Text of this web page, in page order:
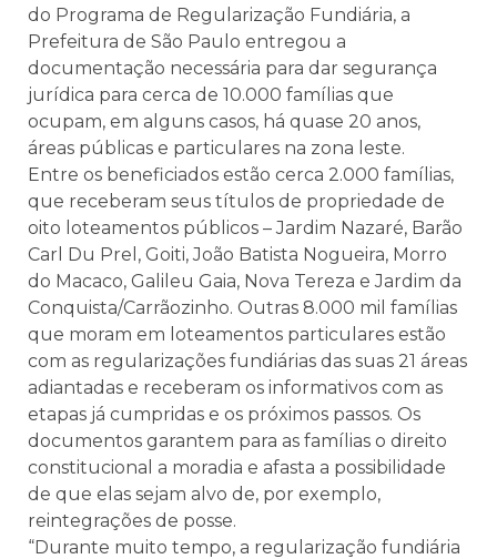
do Programa de Regularização Fundiária, a
Prefeitura de São Paulo entregou a
documentação necessária para dar segurança
jurídica para cerca de 10.000 famílias que
ocupam, em alguns casos, há quase 20 anos,
áreas públicas e particulares na zona leste.
Entre os beneficiados estão cerca 2.000 famílias,
que receberam seus títulos de propriedade de
oito loteamentos públicos – Jardim Nazaré, Barão
Carl Du Prel, Goiti, João Batista Nogueira, Morro
do Macaco, Galileu Gaia, Nova Tereza e Jardim da
Conquista/Carrãozinho. Outras 8.000 mil famílias
que moram em loteamentos particulares estão
com as regularizações fundiárias das suas 21 áreas
adiantadas e receberam os informativos com as
etapas já cumpridas e os próximos passos. Os
documentos garantem para as famílias o direito
constitucional a moradia e afasta a possibilidade
de que elas sejam alvo de, por exemplo,
reintegrações de posse.
“Durante muito tempo, a regularização fundiária